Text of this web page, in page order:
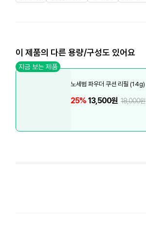
이 제품의 다른 용량/구성도 있어요
지금 보는 제품
노세범 파우더 쿠션 리필 (14g)
25% 13,500원 18,000원